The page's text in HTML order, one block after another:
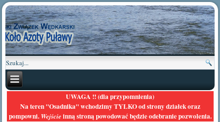
UWAGA !! (dla przypomnienia)
Na teren "Osadnika" wchodzimy TYLKO od strony działek oraz
pompowni. Wejścieinną stroną powodować będzie odebranie pozwolenia.